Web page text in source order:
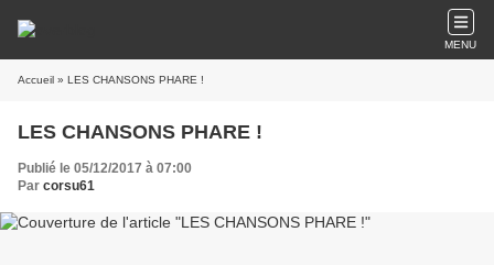
MENU
Accueil » LES CHANSONS PHARE !
LES CHANSONS PHARE !
Publié le 05/12/2017 à 07:00
Par corsu61